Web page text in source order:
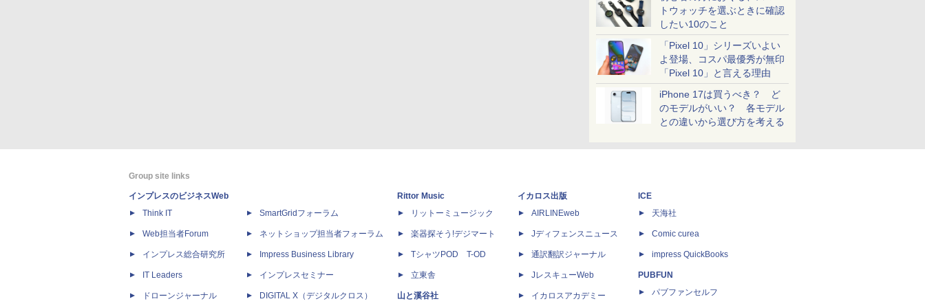
トウォッチを選ぶときに確認
したい10のこと
「Pixel 10」シリーズいよい
よ登場、コスパ最優秀が無印
「Pixel 10」と言える理由
iPhone 17は買うべき？ ど
のモデルがいい？ 各モデル
との違いから選び方を考える
Group site links
インプレスのビジネスWeb
Think IT
Web担当者Forum
インプレス総合研究所
IT Leaders
ドローンジャーナル
SmartGridフォーラム
ネットショップ担当者フォーラム
Impress Business Library
インプレスセミナー
DIGITAL X（デジタルクロス）
Rittor Music
リットーミュージック
楽器探そう!デジマート
TシャツPOD T-OD
立東舎
山と溪谷社
イカロス出版
AIRLINEweb
Jディフェンスニュース
通訳翻訳ジャーナル
JレスキューWeb
イカロスアカデミー
ICE
天海社
Comic curea
impress QuickBooks
PUBFUN
パブファンセルフ